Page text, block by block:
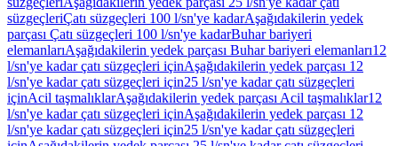
süzgeçleriÇatı süzgeçleri 100 l/sn'ye kadarAşağıdakilerin yedek
parçası Çatı süzgeçleri 100 l/sn'ye kadarBuhar bariyeri
elemanlarıAşağıdakilerin yedek parçası Buhar bariyeri elemanları12
l/sn'ye kadar çatı süzgeçleri içinAşağıdakilerin yedek parçası 12
l/sn'ye kadar çatı süzgeçleri için25 l/sn'ye kadar çatı süzgeçleri
içinAcil taşmalıklarAşağıdakilerin yedek parçası Acil taşmalıklar12
l/sn'ye kadar çatı süzgeçleri içinAşağıdakilerin yedek parçası 12
l/sn'ye kadar çatı süzgeçleri için25 l/sn'ye kadar çatı süzgeçleri